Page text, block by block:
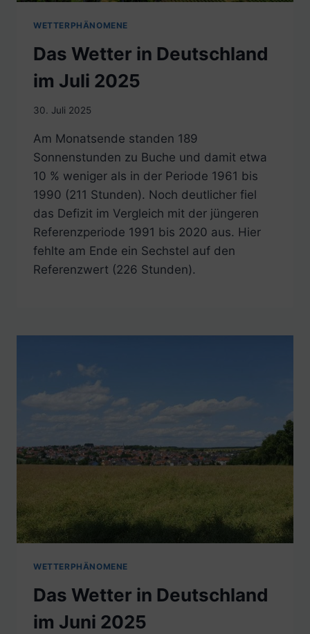
WETTERPHÄNOMENE
Das Wetter in Deutschland
im Juli 2025
30. Juli 2025
Am Monatsende standen 189
Sonnenstunden zu Buche und damit etwa
10 % weniger als in der Periode 1961 bis
1990 (211 Stunden). Noch deutlicher fiel
das Defizit im Vergleich mit der jüngeren
Referenzperiode 1991 bis 2020 aus. Hier
fehlte am Ende ein Sechstel auf den
Referenzwert (226 Stunden).
WETTERPHÄNOMENE
Das Wetter in Deutschland
im Juni 2025